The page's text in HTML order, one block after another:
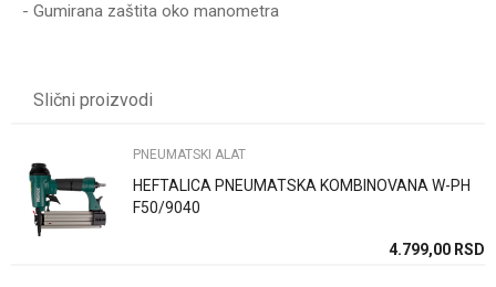
- Gumirana zaštita oko manometra
Poruka
Slični proizvodi
PNEUMATSKI ALAT
HEFTALICA PNEUMATSKA KOMBINOVANA W-PH
F50/9040
4.799,00 RSD